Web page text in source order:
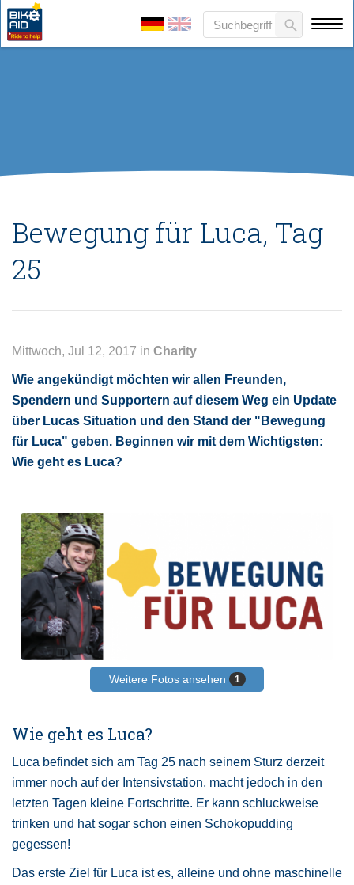
Bewegung für Luca, Tag
25
Mittwoch, Jul 12, 2017 in Charity
Wie angekündigt möchten wir allen Freunden,
Spendern und Supportern auf diesem Weg ein Update
über Lucas Situation und den Stand der "Bewegung
für Luca" geben. Beginnen wir mit dem Wichtigsten:
Wie geht es Luca?
Weitere Fotos ansehen 1
Wie geht es Luca?
Luca befindet sich am Tag 25 nach seinem Sturz derzeit
immer noch auf der Intensivstation, macht jedoch in den
letzten Tagen kleine Fortschritte. Er kann schluckweise
trinken und hat sogar schon einen Schokopudding
gegessen!
Das erste Ziel für Luca ist es, alleine und ohne maschinelle